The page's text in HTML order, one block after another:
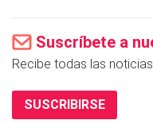
Suscríbete a
Recibe todas las
SUSCRIBIRSE